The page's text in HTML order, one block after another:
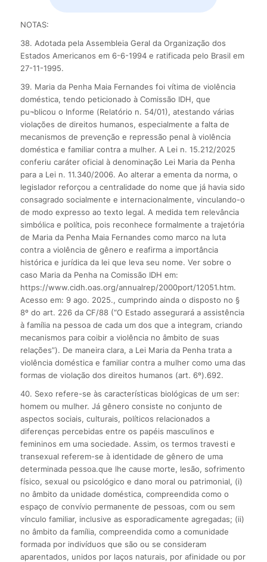
NOTAS:
38. Adotada pela Assembleia Geral da Organização dos
Estados Americanos em 6-6-1994 e ratificada pelo Brasil em
27-11-1995.
39. Maria da Penha Maia Fernandes foi vítima de violência
doméstica, tendo peticionado à Comissão IDH, que
pu¬blicou o Informe (Relatório n. 54/01), atestando várias
violações de direitos humanos, especialmente a falta de
mecanismos de prevenção e repressão penal à violência
doméstica e familiar contra a mulher. A Lei n. 15.212/2025
conferiu caráter oficial à denominação Lei Maria da Penha
para a Lei n. 11.340/2006. Ao alterar a ementa da norma, o
legislador reforçou a centralidade do nome que já havia sido
consagrado socialmente e internacionalmente, vinculando-o
de modo expresso ao texto legal. A medida tem relevância
simbólica e política, pois reconhece formalmente a trajetória
de Maria da Penha Maia Fernandes como marco na luta
contra a violência de gênero e reafirma a importância
histórica e jurídica da lei que leva seu nome. Ver sobre o
caso Maria da Penha na Comissão IDH em:
https://www.cidh.oas.org/annualrep/2000port/12051.htm.
Acesso em: 9 ago. 2025., cumprindo ainda o disposto no §
8º do art. 226 da CF/88 (“O Estado assegurará a assistência
à família na pessoa de cada um dos que a integram, criando
mecanismos para coibir a violência no âmbito de suas
relações”). De maneira clara, a Lei Maria da Penha trata a
violência doméstica e familiar contra a mulher como uma das
formas de violação dos direitos humanos (art. 6º).692.
40. Sexo refere-se às características biológicas de um ser:
homem ou mulher. Já gênero consiste no conjunto de
aspectos sociais, culturais, políticos relacionados a
diferenças percebidas entre os papéis masculinos e
femininos em uma sociedade. Assim, os termos travesti e
transexual referem-se à identidade de gênero de uma
determinada pessoa.que lhe cause morte, lesão, sofrimento
físico, sexual ou psicológico e dano moral ou patrimonial, (i)
no âmbito da unidade doméstica, compreendida como o
espaço de convívio permanente de pessoas, com ou sem
vínculo familiar, inclusive as esporadicamente agregadas; (ii)
no âmbito da família, compreendida como a comunidade
formada por indivíduos que são ou se consideram
aparentados, unidos por laços naturais, por afinidade ou por